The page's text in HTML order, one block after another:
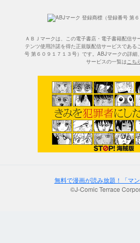
ＡＢＪマークは、この電子書店・電子書籍配信サ
テンツ使用許諾を得た正規版配信サービスである
号 第６０９１７１３号）です。ABJマークの詳細
サービスの一覧はこち
無料で漫画が読み放題！「マン
©J-Comic Terrace